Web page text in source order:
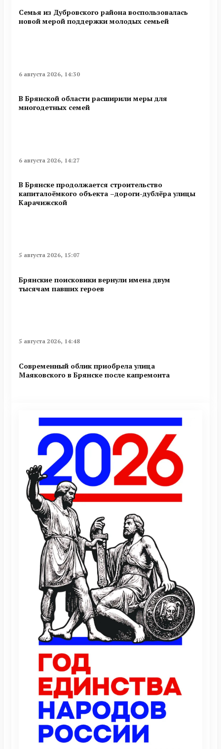
Семья из Дубровского района воспользовалась
новой мерой поддержки молодых семьей
6 августа 2026, 14:30
В Брянской области расширили меры для
многодетных семей
6 августа 2026, 14:27
В Брянске продолжается строительство
капиталоёмкого объекта –дороги-дублёра улицы
Карачижской
5 августа 2026, 15:07
Брянские поисковики вернули имена двум
тысячам павших героев
5 августа 2026, 14:48
Современный облик приобрела улица
Маяковского в Брянске после капремонта